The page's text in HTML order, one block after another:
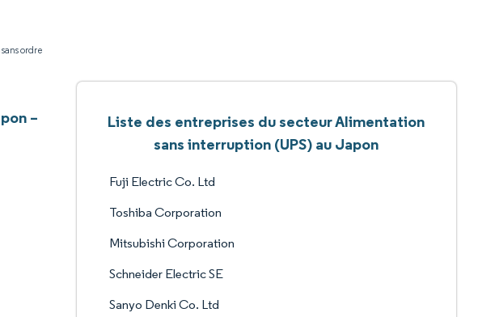
ordre
–
Liste des entreprises du secteur Alimentation
sans interruption (UPS) au Japon
Fuji Electric Co. Ltd
Toshiba Corporation
Mitsubishi Corporation
Schneider Electric SE
Sanyo Denki Co. Ltd